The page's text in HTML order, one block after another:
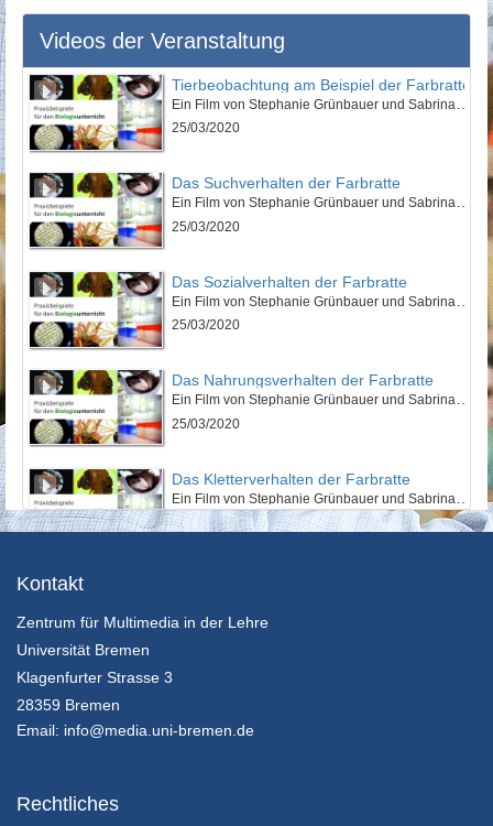
Videos der Veranstaltung
Tierbeobachtung am Beispiel der Farbratte
25/03/2020
Das Suchverhalten der Farbratte
25/03/2020
Das Sozialverhalten der Farbratte
25/03/2020
Das Nahrungsverhalten der Farbratte
25/03/2020
Das Kletterverhalten der Farbratte
25/03/2020
18/05/2020
Kontakt
Zentrum für Multimedia in der Lehre
Universität Bremen
Klagenfurter Strasse 3
28359 Bremen
Email: info@media.uni-bremen.de
Rechtliches